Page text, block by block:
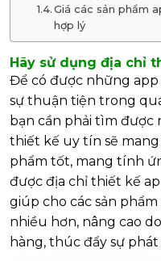
Giá các sản phẩm
hợp lý
Hãy sử dụng địa chỉ
Để có được những
sự thuận tiện trong
bạn cần phải tìm được
thiết kế uy tín sẽ
phẩm tốt, mang tính
được địa chỉ thiết kế
giúp cho các sản
nhiều hơn, nâng cao
hàng, thúc đẩy sự